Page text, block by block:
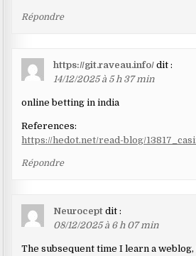
Répondre
https://git.raveau.info/ dit :
14/12/2025 à 5 h 37 min
online betting in india
References:
https://hedot.net/read-blog/
Répondre
Neurocept dit :
08/12/2025 à 6 h 07 min
The subsequent time I learn a